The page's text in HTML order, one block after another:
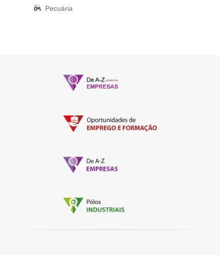
Pecuária